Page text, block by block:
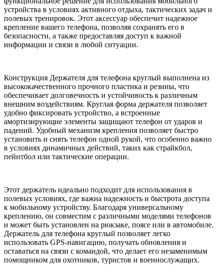
устройства в условиях активного отдыха, тактических задач и
полевых тренировок. Этот аксессуар обеспечит надежное
крепление вашего телефона, позволяя сохранять его в
безопасности, а также предоставляя доступ к важной
информации и связи в любой ситуации.
Конструкция Держателя для телефона круглый выполнена из
высококачественного прочного пластика и резины, что
обеспечивает долговечность и устойчивость к различным
внешним воздействиям. Круглая форма держателя позволяет
удобно фиксировать устройство, а встроенные
амортизирующие элементы защищают телефон от ударов и
падений. Удобный механизм крепления позволяет быстро
установить и снять телефон одной рукой, что особенно важно
в условиях динамичных действий, таких как страйкбол,
пейнтбол или тактические операции.
Этот держатель идеально подходит для использования в
полевых условиях, где важна надежность и быстрота доступа
к мобильному устройству. Благодаря универсальному
креплению, он совместим с различными моделями телефонов
и может быть установлен на рюкзаке, поясе или в автомобиле.
Держатель для телефона круглый позволяет легко
использовать GPS-навигацию, получать обновления и
оставаться на связи с командой, что делает его незаменимым
помощником для охотников, туристов и военнослужащих.